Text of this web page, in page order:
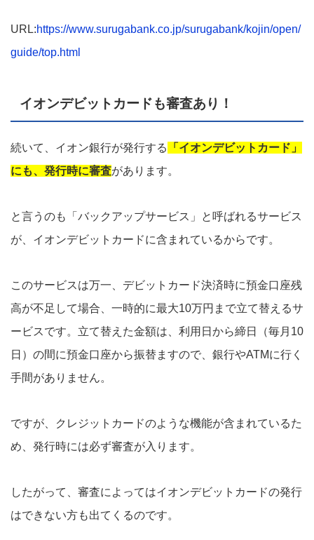
URL:https://www.surugabank.co.jp/surugabank/kojin/open/
guide/top.html
イオンデビットカードも審査あり！
続いて、イオン銀行が発行する
「イオンデビットカード」
にも、発行時に審査があります。
と言うのも「バックアップサービス」と呼ばれるサービス
が、イオンデビットカードに含まれているからです。
このサービスは万一、デビットカード決済時に預金口座残
高が不足して場合、一時的に最大10万円まで立て替えるサ
ービスです。立て替えた金額は、利用日から締日（毎月10
日）の間に預金口座から振替ますので、銀行やATMに行く
手間がありません。
ですが、クレジットカードのような機能が含まれているた
め、発行時には必ず審査が入ります。
したがって、審査によってはイオンデビットカードの発行
はできない方も出てくるのです。